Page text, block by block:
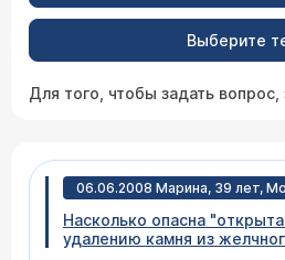
Выберите
Для того, чтобы задать вопрос,
06.06.2008 Марина, 39 лет,
Насколько опасна
удалению камня из